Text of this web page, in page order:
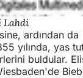
Lahdi
ardından da
yılında, yas
buldular.